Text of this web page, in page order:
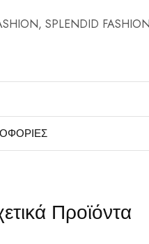
, SPLENDID FASHION
Προϊόντα